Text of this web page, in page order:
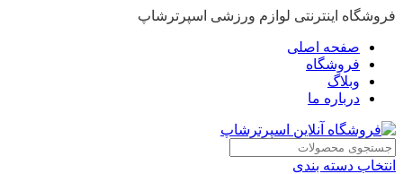
فروشگاه اینترنتی لوازم ورزشی اسپرترشاپ
صفحه اصلی
فروشگاه
وبلاگ
درباره ما
انتخاب دسته بندی